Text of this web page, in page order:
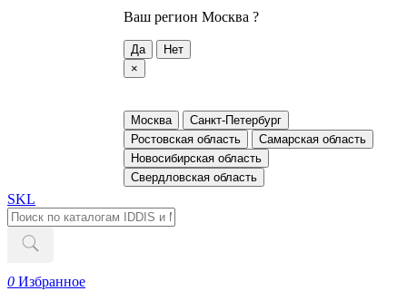
Ваш регионМосква ?
Да
Нет
×
Москва
Санкт-Петербург
Ростовская область
Самарская область
Новосибирская область
Свердловская область
SKL
0 Избранное